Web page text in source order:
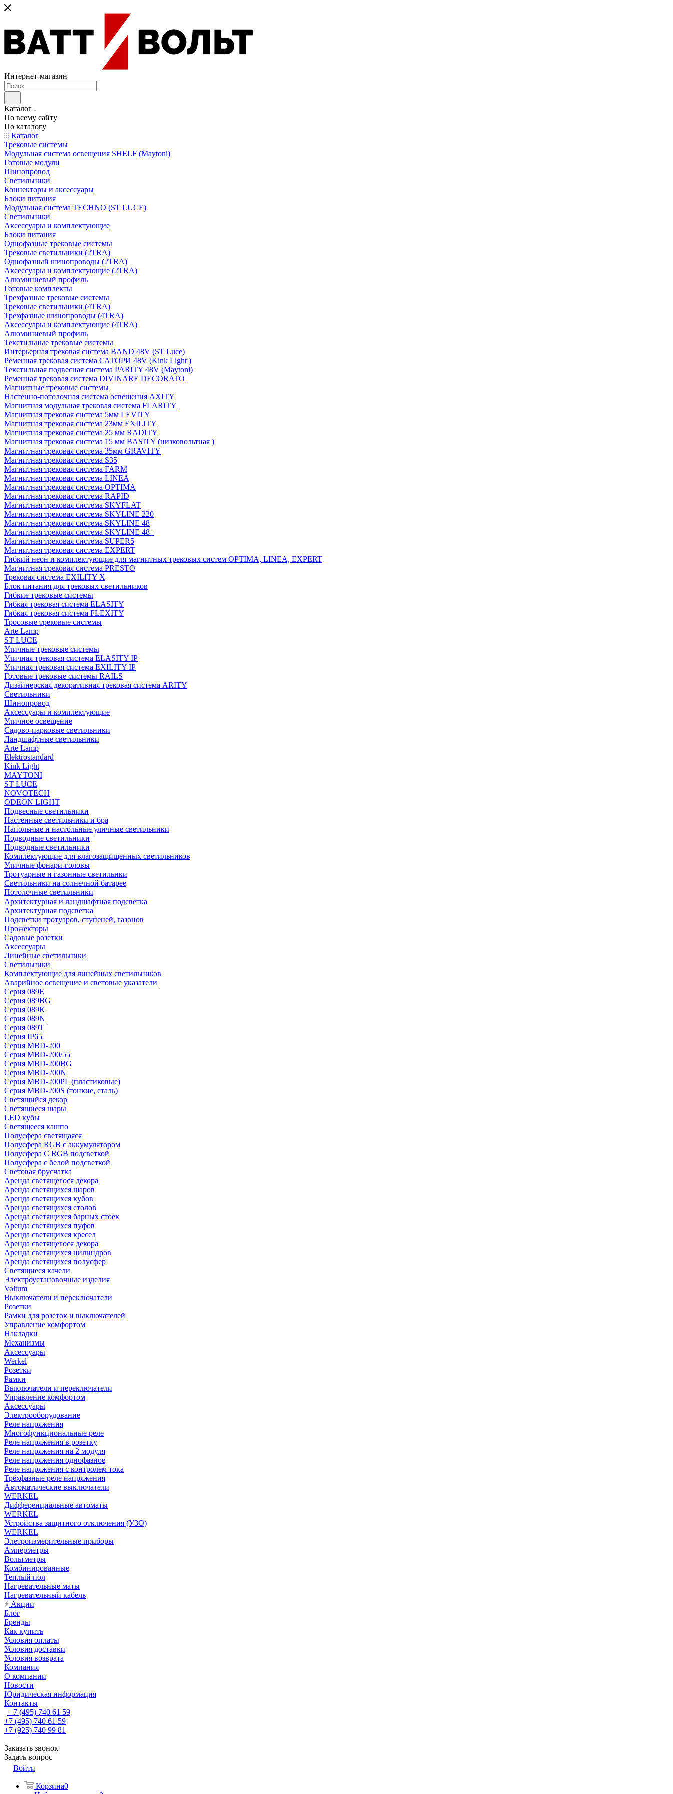
Интернет-магазин
Каталог
По всему сайту
По каталогу
Каталог
Трековые системы
Модульная система освещения SHELF (Maytoni)
Готовые модули
Шинопровод
Светильники
Коннекторы и аксессуары
Блоки питания
Модульная система TECHNO (ST LUCE)
Светильники
Аксессуары и комплектующие
Блоки питания
Однофазные трековые системы
Трековые светильники (2TRA)
Однофазный шинопроводы (2TRA)
Аксессуары и комплектующие (2TRA)
Алюминиевый профиль
Готовые комплекты
Трехфазные трековые системы
Трековые светильники (4TRA)
Трехфазные шинопроводы (4TRA)
Аксессуары и комплектующие (4TRA)
Алюминиевый профиль
Текстильные трековые системы
Интерьерная трековая система BAND 48V (ST Luce)
Ременная трековая система САТОРИ 48V (Kink Light )
Текстильная подвесная система PARITY 48V (Maytoni)
Ременная трековая система DIVINARE DECORATO
Магнитные трековые системы
Настенно-потолочная система освещения AXITY
Магнитная модульная трековая система FLARITY
Магнитная трековая система 5мм LEVITY
Магнитная трековая система 23мм EXILITY
Магнитная трековая система 25 мм RADITY
Магнитная трековая система 15 мм BASITY (низковольтная )
Магнитная трековая система 35мм GRAVITY
Магнитная трековая система S35
Магнитная трековая система FARM
Магнитная трековая система LINEA
Магнитная трековая система OPTIMA
Магнитная трековая система RAPID
Магнитная трековая система SKYFLAT
Магнитная трековая система SKYLINE 220
Магнитная трековая система SKYLINE 48
Магнитная трековая система SKYLINE 48+
Магнитная трековая система SUPER5
Магнитная трековая система EXPERT
Гибкий неон и комплектующие для магнитных трековых систем OPTIMA, LINEA, EXPERT
Магнитная трековая система PRESTO
Трековая система EXILITY X
Блок питания для трековых светильников
Гибкие трековые системы
Гибкая трековая система ELASITY
Гибкая трековая система FLEXITY
Тросовые трековые системы
Arte Lamp
ST LUCE
Уличные трековые системы
Уличная трековая система ELASITY IP
Уличная трековая система EXILITY IP
Готовые трековые системы RAILS
Дизайнерская декоративная трековая система ARITY
Светильники
Шинопровод
Аксессуары и комплектующие
Уличное освещение
Садово-парковые светильники
Ландшафтные светильники
Arte Lamp
Elektrostandard
Kink Light
MAYTONI
ST LUCE
NOVOTECH
ODEON LIGHT
Подвесные светильники
Настенные светильники и бра
Напольные и настольные уличные светильники
Подводные светильники
Подводные светильники
Комплектующие для влагозащищенных светильников
Уличные фонари-головы
Тротуарные и газонные светильнки
Светильники на солнечной батарее
Потолочные светильники
Архитектурная и ландшафтная подсветка
Архитектурная подсветка
Подсветки тротуаров, ступеней, газонов
Прожекторы
Садовые розетки
Аксессуары
Линейные светильники
Светильники
Комплектующие для линейных светильников
Аварийное освещение и световые указатели
Серия 089E
Серия 089BG
Серия 089K
Серия 089N
Серия 089T
Серия IP65
Серия MBD-200
Серия MBD-200/55
Серия MBD-200BG
Серия MBD-200N
Серия MBD-200PL (пластиковые)
Серия MBD-200S (тонкие, сталь)
Светящийся декор
Светящиеся шары
LED кубы
Светящееся кашпо
Полусфера светящаяся
Полусфера RGB с аккумулятором
Полусфера С RGB подсветкой
Полусфера с белой подсветкой
Световая брусчатка
Аренда светящегося декора
Аренда светящихся шаров
Аренда светящихся кубов
Аренда светящихся столов
Аренда светящихся барных стоек
Аренда светящихся пуфов
Аренда светящихся кресел
Аренда светящегося декора
Аренда светящихся цилиндров
Аренда светящихся полусфер
Светящиеся качели
Электроустановочные изделия
Voltum
Выключатели и переключатели
Розетки
Рамки для розеток и выключателей
Управление комфортом
Накладки
Механизмы
Аксессуары
Werkel
Розетки
Рамки
Выключатели и переключатели
Управление комфортом
Аксессуары
Электрооборудование
Реле напряжения
Многофункциональные реле
Реле напряжения в розетку
Реле напряжения на 2 модуля
Реле напряжения однофазное
Реле напряжения с контролем тока
Трёхфазные реле напряжения
Автоматические выключатели
WERKEL
Дифференциальные автоматы
WERKEL
Устройства защитного отключения (УЗО)
WERKEL
Элетроизмерительные приборы
Амперметры
Вольтметры
Комбинированные
Теплый пол
Нагревательные маты
Нагревательный кабель
Акции
Блог
Бренды
Как купить
Условия оплаты
Условия доставки
Условия возврата
Компания
О компании
Новости
Юридическая информация
Контакты
+7 (495) 740 61 59
+7 (495) 740 61 59
+7 (925) 740 99 81
Заказать звонок
Задать вопрос
Войти
Корзина0